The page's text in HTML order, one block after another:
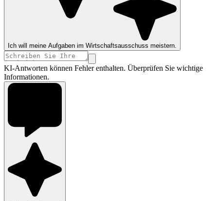
Ich will meine Aufgaben im Wirtschaftsausschuss meistern.
KI-Antworten können Fehler enthalten. Überprüfen Sie wichtige
Informationen.